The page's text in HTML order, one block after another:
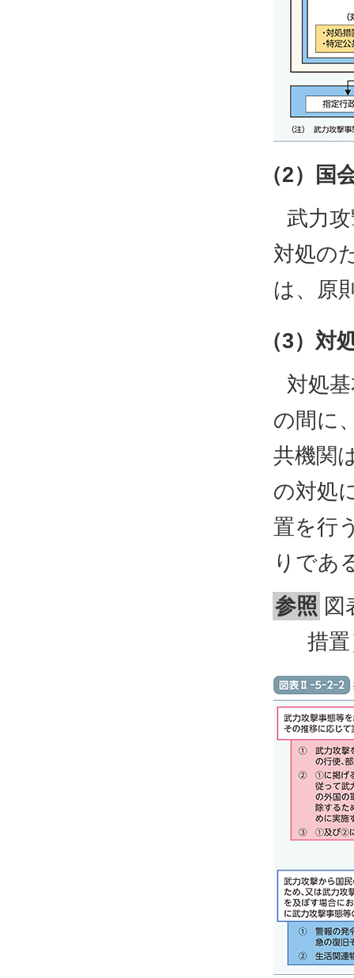
（2）国
武力
対処の
は、原
（3）対
対処
の間に
共機関
の対処
置を行
りであ
参照 図
措